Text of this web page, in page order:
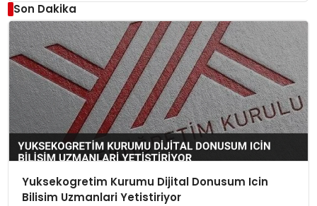
Son Dakika
Yuksekogretim Kurumu Dijital Donusum Icin
Bilisim Uzmanlari Yetistiriyor